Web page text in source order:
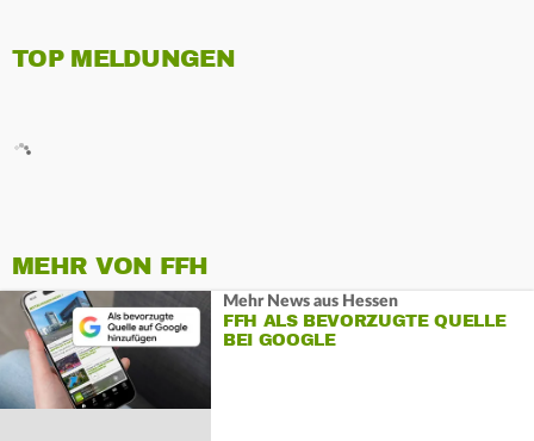
TOP MELDUNGEN
MEHR VON FFH
Mehr News aus Hessen
FFH ALS BEVORZUGTE QUELLE
BEI GOOGLE